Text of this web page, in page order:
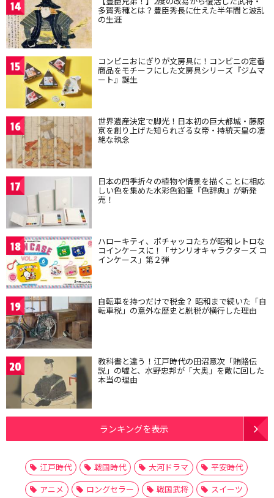
14 多賀秀種とは？豊臣秀長に仕えた半年間と波乱
の生涯
15 コンビニおにぎりが文房具に！コンビニの定番
商品をモチーフにした文房具シリーズ『ジムマ
ート』誕生
16 世界遺産決定で脚光！日本初の巨大都城・藤原
京を創り上げた知られざる女帝・持統天皇の凄
絶な執念
17 日本の四季折々の植物や情景を描くことに相応
しい色を集めた水彩色鉛筆『色辞典』が新発
売！
18 ハローキティ、ポチャッコたちが昭和レトロな
コインケースに！「サンリオキャラクターズ コ
インケース」第２弾
19 自転車を持つだけで税金？ 昭和まで続いた「自
転車税」の意外な歴史と脱税が横行した理由
20 教科書と違う！江戸時代の田沼意次「賄賂伝
説」の嘘と、水野忠邦が「大奥」を敵に回した
本当の理由
ランキングを表示
江戸時代 戦国時代 大河ドラマ
平安時代
アニメ
ロングセラー 戦国武将
スイーツ